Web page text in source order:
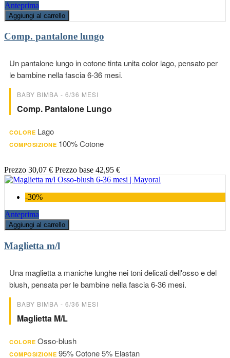
Anteprima
Aggiungi al carrello
Comp. pantalone lungo
Un pantalone lungo in cotone tinta unita color lago, pensato per
le bambine nella fascia 6-36 mesi.
BABY BIMBA - 6/36 MESI
Comp. Pantalone Lungo
COLORE Lago
COMPOSIZIONE 100% Cotone
Prezzo 30,07 € Prezzo base 42,95 €
-30%
Anteprima
Aggiungi al carrello
Maglietta m/l
Una maglietta a maniche lunghe nei toni delicati dell'osso e del
blush, pensata per le bambine nella fascia 6-36 mesi.
BABY BIMBA - 6/36 MESI
Maglietta M/l
COLORE Osso-blush
COMPOSIZIONE 95% Cotone 5% Elastan